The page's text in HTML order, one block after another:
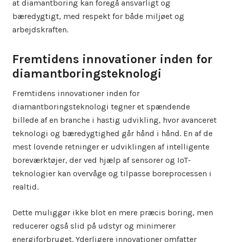
at diamantboring kan foregå ansvarligt og
bæredygtigt, med respekt for både miljøet og
arbejdskraften.
Fremtidens innovationer inden for
diamantboringsteknologi
Fremtidens innovationer inden for
diamantboringsteknologi tegner et spændende
billede af en branche i hastig udvikling, hvor avanceret
teknologi og bæredygtighed går hånd i hånd. En af de
mest lovende retninger er udviklingen af intelligente
boreværktøjer, der ved hjælp af sensorer og IoT-
teknologier kan overvåge og tilpasse boreprocessen i
realtid.
Dette muliggør ikke blot en mere præcis boring, men
reducerer også slid på udstyr og minimerer
energiforbruget. Yderligere innovationer omfatter